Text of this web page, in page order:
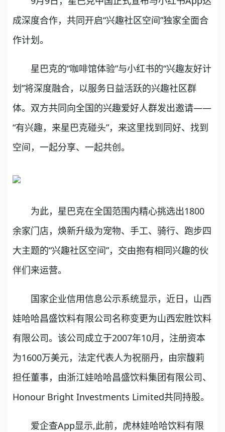
成深度合作，共同开启“兴趣社区空间”独家全面合
作计划。
星巴克的“咖啡馆体验”与小红书的“兴趣友好计
划”将深度融合，以服务日益活跃的兴趣社区群
体。双方共同向全国的兴趣爱好人群发出邀请——
“有兴趣，来星巴克碰头”，来这里找到同好、找到
空间，一起分享、一起共创。
为此，星巴克在全国范围内精心挑选出1800
余家门店，焕新升级为宠物、手工、骑行、跑步四
大主题的“兴趣社区空间”，交由抱有相同兴趣的伙
伴们来运营。
国家企业信用信息公示系统显示，近日，山西
娃哈哈昌盛饮料有限公司名称变更为山西宏胜饮料
有限公司。该公司成立于2007年10月，注册资本
为1600万美元，法定代表人为祝丽丹，由宗馥莉
担任董事，由浙江娃哈哈昌盛饮料集团有限公司、
Honour Bright Investments Limited共同持股。
爱企查App显示,此前，虎林娃哈哈饮料有限